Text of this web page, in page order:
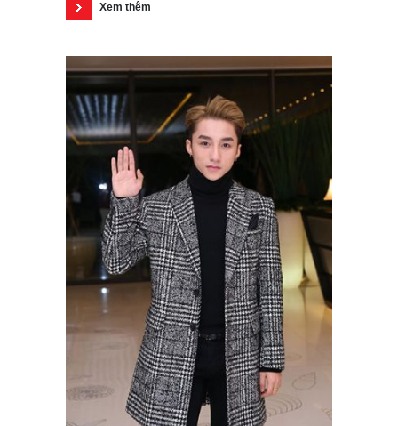
Xem thêm